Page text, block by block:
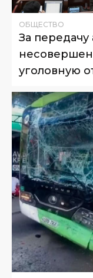
ОБЩЕСТВО
За
уголовную